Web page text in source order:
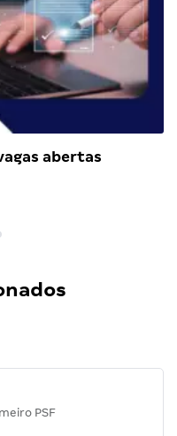
abertas
PSF